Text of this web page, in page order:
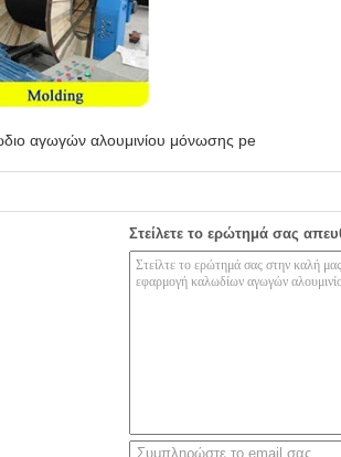
αγωγών αλουμινίου μόνωσης pe
Στείλετε το ερώτημά σας